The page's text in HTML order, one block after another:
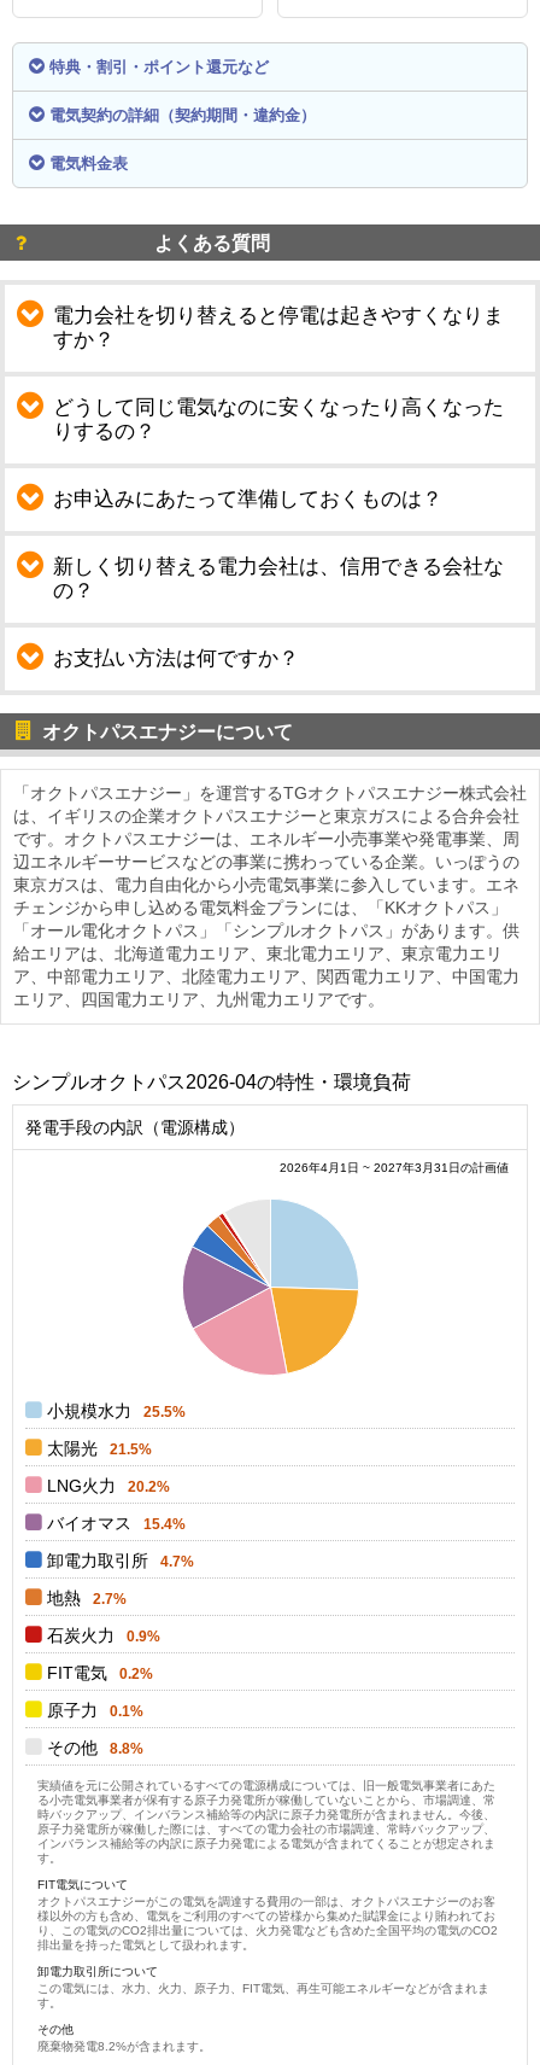
特典・割引・ポイント還元など
電気契約の詳細（契約期間・違約金）
電気料金表
よくある質問
電力会社を切り替えると停電は起きやすくなりま
すか？
どうして同じ電気なのに安くなったり高くなった
りするの？
お申込みにあたって準備しておくものは？
新しく切り替える電力会社は、信用できる会社な
の？
お支払い方法は何ですか？
オクトパスエナジーについて
「オクトパスエナジー」を運営するTGオクトパスエナジー株式会社
は、イギリスの企業オクトパスエナジーと東京ガスによる合弁会社
です。オクトパスエナジーは、エネルギー小売事業や発電事業、周
辺エネルギーサービスなどの事業に携わっている企業。いっぽうの
東京ガスは、電力自由化から小売電気事業に参入しています。エネ
チェンジから申し込める電気料金プランには、「KKオクトパス」
「オール電化オクトパス」「シンプルオクトパス」があります。供
給エリアは、北海道電力エリア、東北電力エリア、東京電力エリ
ア、中部電力エリア、北陸電力エリア、関西電力エリア、中国電力
エリア、四国電力エリア、九州電力エリアです。
シンプルオクトパス2026-04の特性・環境負荷
発電手段の内訳（電源構成）
2026年4月1日 ~ 2027年3月31日の計画値
小規模水力 25.5%
太陽光 21.5%
LNG火力 20.2%
バイオマス 15.4%
卸電力取引所 4.7%
地熱 2.7%
石炭火力 0.9%
FIT電気 0.2%
原子力 0.1%
その他 8.8%
実績値を元に公開されているすべての電源構成については、旧一般電気事業者にあた
る小売電気事業者が保有する原子力発電所が稼働していないことから、市場調達、常
時バックアップ、インバランス補給等の内訳に原子力発電所が含まれません。今後、
原子力発電所が稼働した際には、すべての電力会社の市場調達、常時バックアップ、
インバランス補給等の内訳に原子力発電による電気が含まれてくることが想定されま
す。
FIT電気について
オクトパスエナジーがこの電気を調達する費用の一部は、オクトパスエナジーのお客
様以外の方も含め、電気をご利用のすべての皆様から集めた賦課金により賄われてお
り、この電気のCO2排出量については、火力発電なども含めた全国平均の電気のCO2
排出量を持った電気として扱われます。
卸電力取引所について
この電気には、水力、火力、原子力、FIT電気、再生可能エネルギーなどが含まれま
す。
その他
廃棄物発電8.2%が含まれます。